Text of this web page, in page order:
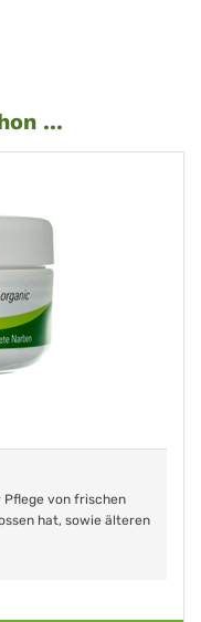
...
Pflege von frischen
hat, sowie älteren